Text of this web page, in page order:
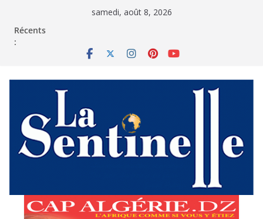
samedi, août 8, 2026
Récents
: